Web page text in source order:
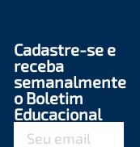
Cadastre-se e
receba
semanalmente
o Boletim
Educacional